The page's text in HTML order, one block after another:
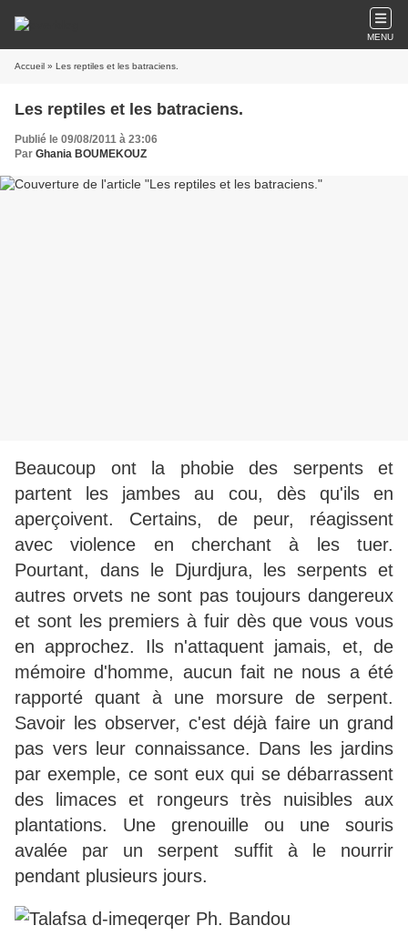
MENU
Accueil » Les reptiles et les batraciens.
Les reptiles et les batraciens.
Publié le 09/08/2011 à 23:06
Par Ghania BOUMEKOUZ
Beaucoup ont la phobie des serpents et
partent les jambes au cou, dès qu'ils en
aperçoivent. Certains, de peur, réagissent
avec violence en cherchant à les tuer.
Pourtant, dans le Djurdjura, les serpents et
autres orvets ne sont pas toujours dangereux
et sont les premiers à fuir dès que vous vous
en approchez. Ils n'attaquent jamais, et, de
mémoire d'homme, aucun fait ne nous a été
rapporté quant à une morsure de serpent.
Savoir les observer, c'est déjà faire un grand
pas vers leur connaissance. Dans les jardins
par exemple, ce sont eux qui se débarrassent
des limaces et rongeurs très nuisibles aux
plantations. Une grenouille ou une souris
avalée par un serpent suffit à le nourrir
pendant plusieurs jours.